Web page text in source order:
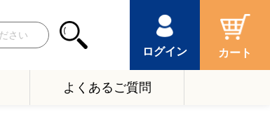
ログイン
カート
よくあるご質問